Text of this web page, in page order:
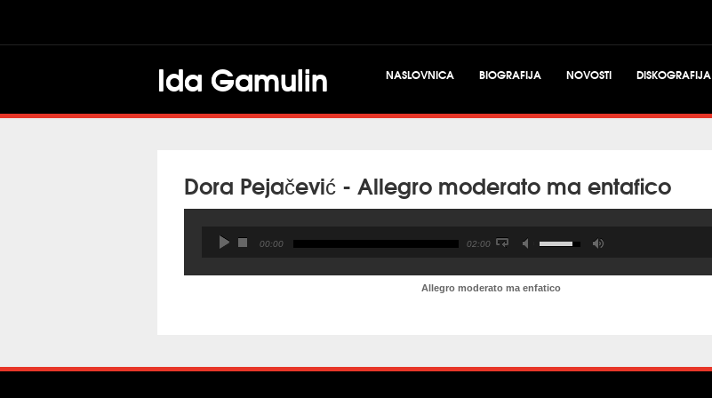
Ida Gamulin NASLOVNICA BIOGRAFIJA NOVOSTI DISKOGRAFIJA
Dora Pejačević - Allegro moderato ma entafico
00:00 02:00
Allegro moderato ma enfatico